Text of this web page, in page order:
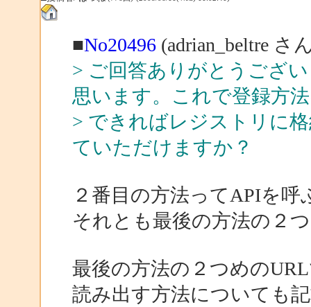
■No20496(adrian_beltre さ
> ご回答ありがとうござ
思います。これで登録方
> できればレジストリに
ていただけますか？
２番目の方法ってAPIを呼
それとも最後の方法の２
最後の方法の２つめの
読み出す方法についても